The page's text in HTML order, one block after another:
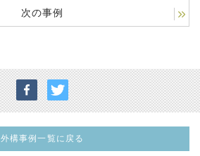
次の事例
外構事例一覧に戻る